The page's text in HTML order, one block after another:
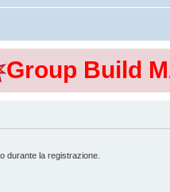
Group Build
durante la registrazione.